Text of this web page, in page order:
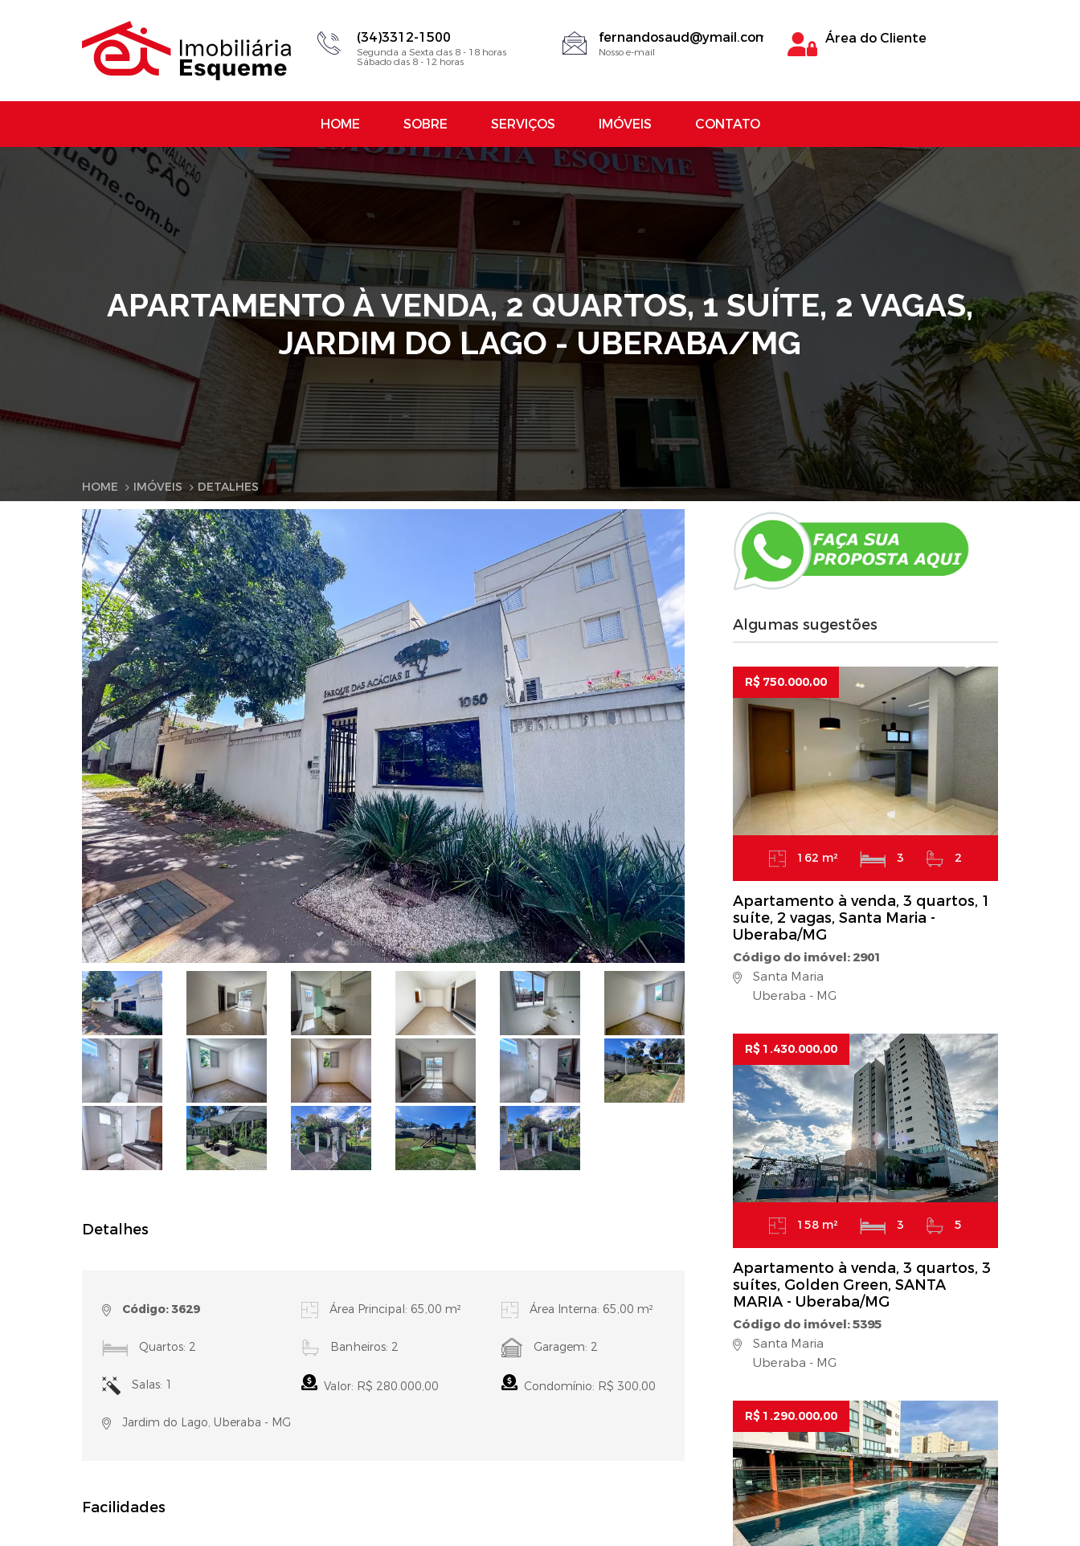
(34)3312-1500
Segunda a Sexta das 8 - 18 horas
Sábado das 8 - 12 horas
fernandosaud@ymail.com
Nosso e-mail
Área do Cliente
HOME SOBRE SERVIÇOS IMÓVEIS CONTATO
APARTAMENTO À VENDA, 2 QUARTOS, 1 SUÍTE, 2 VAGAS,
JARDIM DO LAGO - UBERABA/MG
HOME IMÓVEIS DETALHES
Detalhes
Código: 3629 Área Principal: 65,00 m² Área Interna: 65,00 m²
Quartos: 2 Banheiros: 2 Garagem: 2
Salas: 1 Valor: R$ 280.000,00 Condomínio: R$ 300,00
Jardim do Lago, Uberaba - MG
Facilidades
Algumas sugestões
R$ 750.000,00
162 m² 3 2
Apartamento à venda, 3 quartos, 1
suíte, 2 vagas, Santa Maria -
Uberaba/MG
Código do imóvel: 2901
Santa Maria
Uberaba - MG
R$ 1.430.000,00
158 m² 3 5
Apartamento à venda, 3 quartos, 3
suítes, Golden Green, SANTA
MARIA - Uberaba/MG
Código do imóvel: 5395
Santa Maria
Uberaba - MG
R$ 1.290.000,00